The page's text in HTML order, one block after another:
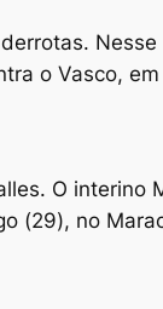
o Vasco,
O interino
(29), no